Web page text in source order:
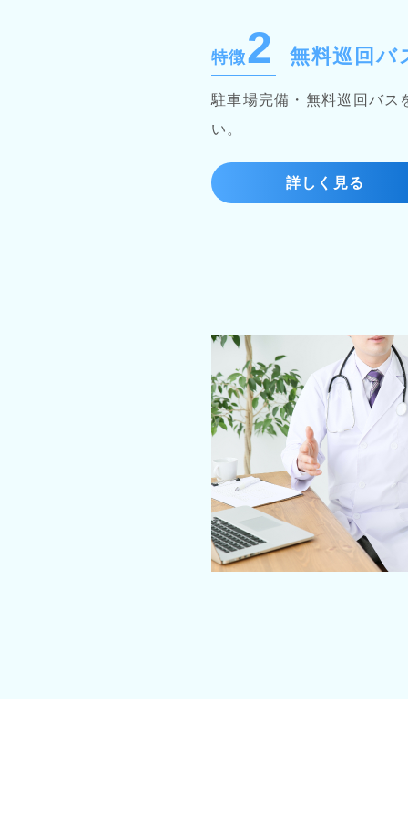
特徴2 無料巡回バ
駐車場完備・無料巡回バス
い。
詳しく見る